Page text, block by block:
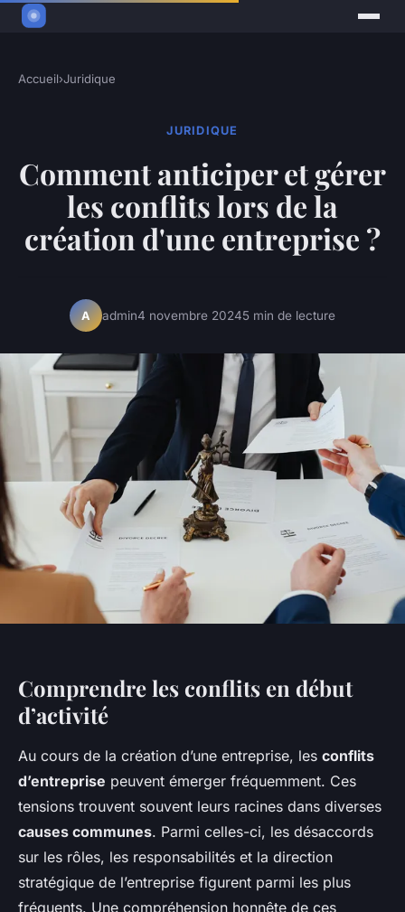
Accueil›Juridique
JURIDIQUE
Comment anticiper et gérer
les conflits lors de la
création d'une entreprise ?
A admin4 novembre 20245 min de lecture
Comprendre les conflits en début
d’activité
Au cours de la création d’une entreprise, les conflits
d’entreprise peuvent émerger fréquemment. Ces
tensions trouvent souvent leurs racines dans diverses
causes communes. Parmi celles-ci, les désaccords
sur les rôles, les responsabilités et la direction
stratégique de l’entreprise figurent parmi les plus
fréquents. Une compréhension honnête de ces